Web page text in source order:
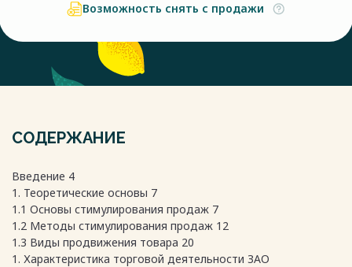
Возможность снять с продажи
СОДЕРЖАНИЕ
Введение 4
1. Теоретические основы 7
1.1 Основы стимулирования продаж 7
1.2 Методы стимулирования продаж 12
1.3 Виды продвижения товара 20
1. Характеристика торговой деятельности ЗАО